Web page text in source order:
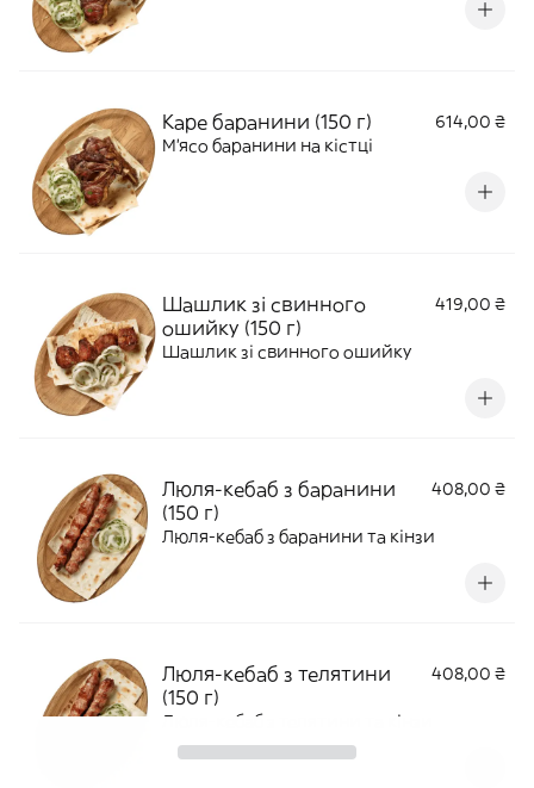
Каре баранини (150 г)
614,00 ₴
М'ясо баранини на кістці
Шашлик зі свинного
ошийку (150 г)
419,00 ₴
Шашлик зі свинного ошийку
Люля-кебаб з баранини
(150 г)
408,00 ₴
Люля-кебаб з баранини та кінзи
Люля-кебаб з телятини
(150 г)
408,00 ₴
Люля-кебаб з телятини та кінзи